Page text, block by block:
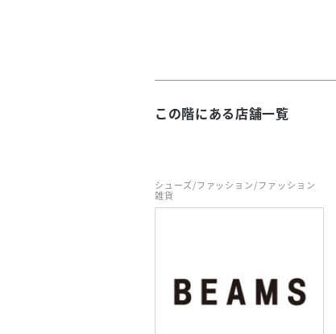
この階にある店舗一覧
シューズ/ファッション/ファッション
雑貨